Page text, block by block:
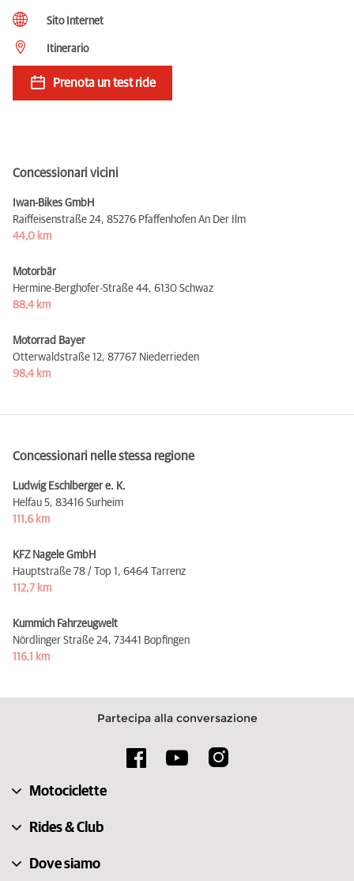
Sito Internet
Itinerario
Prenota un test ride
Concessionari vicini
Iwan-Bikes GmbH
Raiffeisenstraße 24, 85276 Pfaffenhofen An Der Ilm
44,0 km
Motorbär
Hermine-Berghofer-Straße 44, 6130 Schwaz
88,4 km
Motorrad Bayer
Otterwaldstraße 12, 87767 Niederrieden
98,4 km
Concessionari nelle stessa regione
Ludwig Eschlberger e. K.
Helfau 5, 83416 Surheim
111,6 km
KFZ Nagele GmbH
Hauptstraße 78 / Top 1, 6464 Tarrenz
112,7 km
Kummich Fahrzeugwelt
Nördlinger Straße 24, 73441 Bopfingen
116,1 km
Partecipa alla conversazione
Motociclette
Rides & Club
Dove siamo